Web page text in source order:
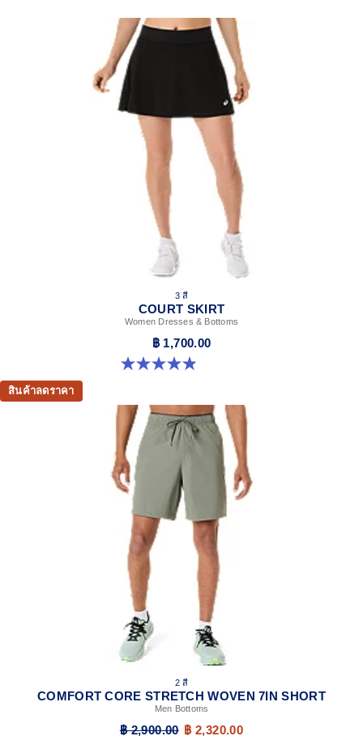
3 สี
COURT SKIRT
Women Dresses & Bottoms
฿ 1,700.00
4.9 จาก 5 ดาว 45 รีวิว
สินค้าลดราคา
2 สี
COMFORT CORE STRETCH WOVEN 7IN SHORT
Men Bottoms
฿ 2,900.00 ฿ 2,320.00